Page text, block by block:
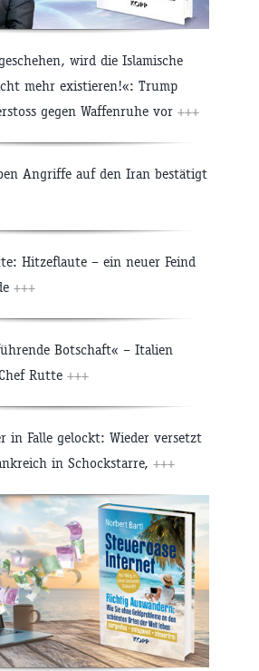
wird die Islamische
mehr existieren!«: Trump
gegen Waffenruhe vor +++
Angriffe auf den Iran bestätigt
Hitzeflaute – ein neuer Feind
+++
Botschaft« – Italien
Rutte +++
in Falle gelockt: Wieder versetzt
in Schockstarre, +++